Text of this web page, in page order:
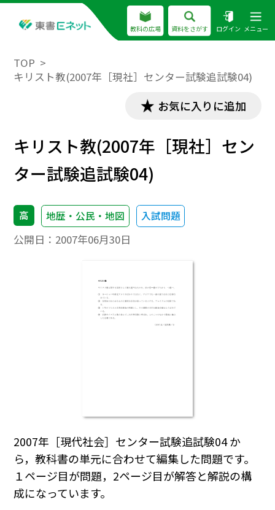
教科の広場 資料をさがす ログイン メニュー
TOP
キリスト教(2007年［現社］センター試験追試験04)
お気に入りに追加
キリスト教(2007年［現社］セン
ター試験追試験04)
高 地歴・公民・地図 入試問題
公開日： 2007年06月30日
2007年［現代社会］センター試験追試験04 か
ら，教科書の単元に合わせて編集した問題です。
１ページ目が問題，2ページ目が解答と解説の構
成になっています。